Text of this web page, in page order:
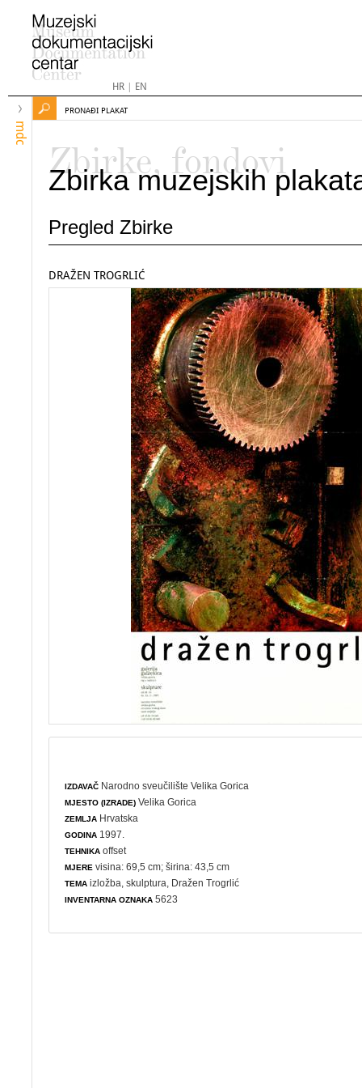
HR| EN
mdc
PRONAĐI PLAKAT
Zbirke, fondovi
Zbirka muzejskih
Pregled Zbirke
DRAŽEN TROGRLIĆ
IZDAVAČ Narodno sveučilište Velika Gorica
MJESTO (IZRADE) Velika Gorica
ZEMLJA Hrvatska
GODINA 1997.
TEHNIKA offset
MJERE visina: 69,5 cm; širina: 43,5 cm
TEMA izložba ,skulptura , Dražen Trogrlić
INVENTARNA OZNAKA 5623